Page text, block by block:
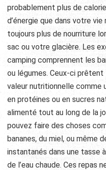
probablement plus de
d’énergie que dans votre
toujours plus de nourriture
sac ou votre glacière. Les
camping comprennent les
ou légumes. Ceux-ci
valeur nutritionnelle comme
en protéines ou en sucres
alimenté tout au long de la
pouvez faire des choses
bananes, du miel, ou même
instantanés dans une tasse
de l’eau chaude. Ces repas